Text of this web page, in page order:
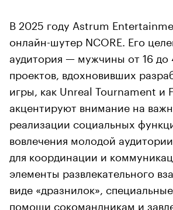
В 2025 году Astrum
онлайн-шутер NCORE. Его
аудитория — мужчины от 16 до
проектов, вдохновивших
игры, как Unreal Tournament и
акцентируют внимание на
реализации социальных
вовлечения молодой
для координации и
элементы развлекательного
виде «дразнилок»,
помощи сокомандникам и